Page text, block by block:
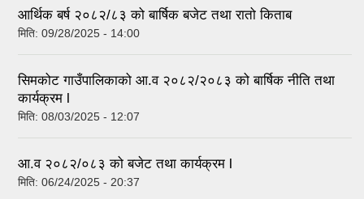
आर्थिक बर्ष २०८२/८३ को बार्षिक बजेट तथा रातो किताब
मिति: 09/28/2025 - 14:00
सिमकोट गाउँपालिकाको आ.व २०८२/२०८३ को बार्षिक नीति तथा
कार्यक्रम l
मिति: 08/03/2025 - 12:07
आ.व २०८२/०८३ को बजेट तथा कार्यक्रम l
मिति: 06/24/2025 - 20:37